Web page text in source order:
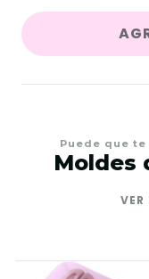
Puede que
Moldes